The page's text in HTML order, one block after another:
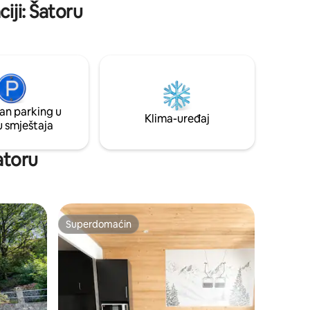
Šatoru
parking u
smještaja
Klima-uređaj
Superdomaćin
Superdomaćin